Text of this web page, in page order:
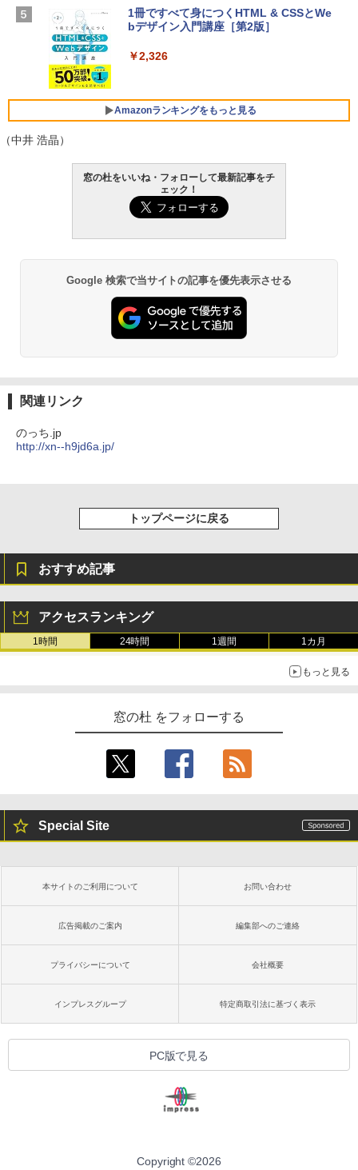
ン 15-fd 15.6インチ 16GBメモリ 512GB
SSD インテル Core 5
￥129,800
ersonal/Copilotキー搭載/Win 11/15.6型/
Core i5/16GB/SSD 512GB/ホワイト) FM
￥119,800
Microsoft Office Home 2024(最新 永続
0/mac対応|PC2台
1冊ですべて身につくHTML & CSSとWe
bデザイン入門講座［第2版］
￥2,326
Amazonランキングをもっと見る
Amazon Kindle Paperwhite (16GB) 7イ
ンチディスプレイ、色調調節ライト、12
週間持続バッテリー、広告なし、ブラッ
ク
ない、大きな画面で読みやすい、6週間持
続バッテリー、6インチディスプレイ電子
書籍リーダー、ブラック、16GB、広告な
￥32,980
Amazon Kindle Colorsoft | 16GBストレ
売)
￥39,980
New Amazon Kindle Scribe Colorsoft |
整、色調調節ライト、プレミアムペン付
き、グラファイト
￥115,980
（中井 浩晶）
窓の杜をいいね・フォローして最新記事をチ
ェック！
Google 検索で当サイトの記事を優先表示させる
関連リンク
のっち.jp
http://xn--h9jd6a.jp/
トップページに戻る
おすすめ記事
アクセスランキング
1時間 24時間 1週間 1カ月
もっと見る
窓の杜 をフォローする
Special Site
本サイトのご利用について お問い合わせ
広告掲載のご案内 編集部へのご連絡
プライバシーについて 会社概要
インプレスグループ 特定商取引法に基づく表示
PC版で見る
Copyright ©2026